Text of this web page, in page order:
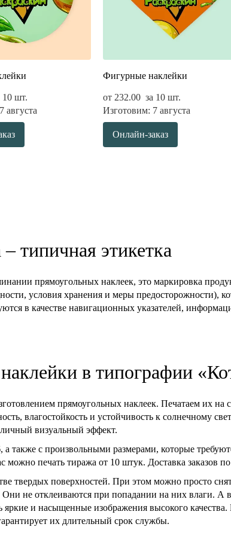
10 шт.
августа
Фигурные наклейки
от 232.00 за 10 шт.
Изготовим: 7 августа
Онлайн-заказ
типичная этикетка
прямоугольных наклеек, это маркировка
условия хранения и меры предосторожности),
в качестве навигационных указателей,
в типографии
прямоугольных наклеек. Печатаем их на
влагостойкость и устойчивость к солнечному
визуальный эффект.
также с произвольными размерами, которые
можно печать тиража от 10 штук. Доставка заказов
твердых поверхностей. При этом можно просто
Они не отклеиваются при попадании на них влаги.
яркие и насыщенные изображения высокого
их длительный срок службы.